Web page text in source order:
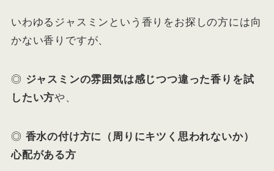
いわゆるジャスミンという香りをお探しの方には向
かない香りですが、
◎ ジャスミンの雰囲気は感じつつ違った香りを試
したい方や、
◎ 香水の付け方に（周りにキツく思われないか）
心配がある方